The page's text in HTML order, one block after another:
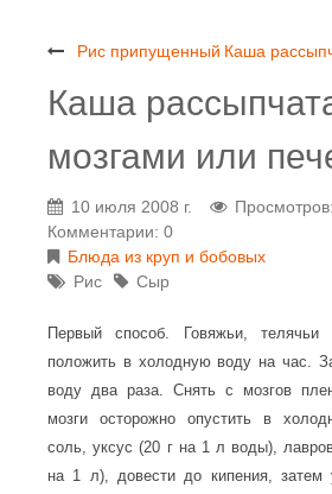
Рис припущенный Каша
Каша
мозгами или
10 июля 2008 г.
Комментарии: 0
Блюда из круп и бобовых
Рис
Сыр
Первый способ. Говяжьи, телячьи
положить в холодную воду на час.
воду два раза. Снять с мозгов
мозги осторожно опустить в
соль, уксус (20 г на 1 л воды),
на 1 л), довести до кипения, затем